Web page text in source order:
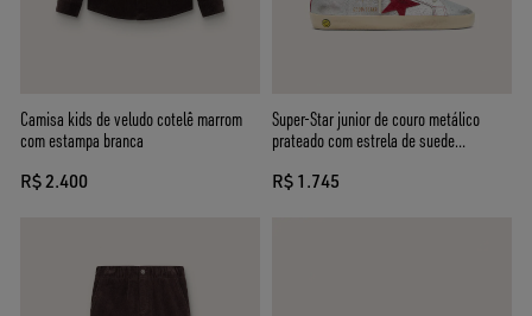
Camisa kids de veludo cotelê marrom
com estampa branca
R$ 2.400
Super-Star junior de couro metálico
prateado com estrela de suede
R$ 1.745